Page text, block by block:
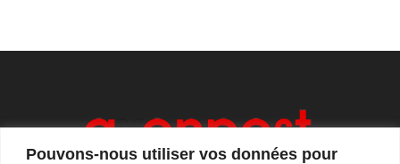
Pouvons-nous utiliser vos données pour